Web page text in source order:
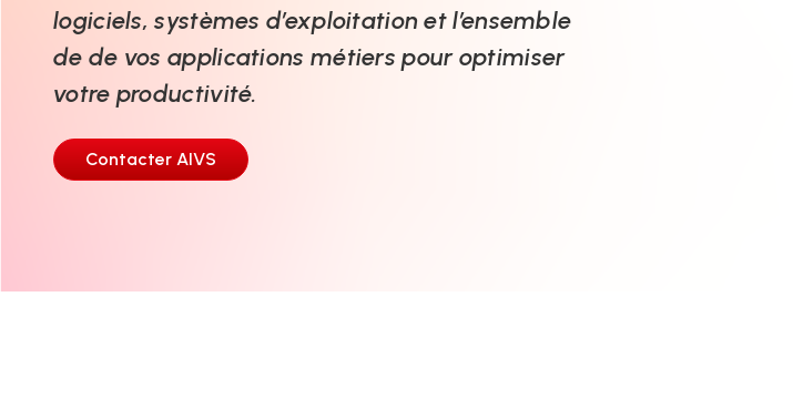
logiciels, systèmes d’exploitation et l’ensemble
de de vos applications métiers pour optimiser
votre productivité.
Contacter AIVS